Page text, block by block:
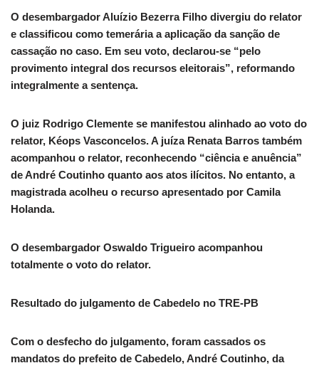
O desembargador Aluízio Bezerra Filho divergiu do relator
e classificou como temerária a aplicação da sanção de
cassação no caso. Em seu voto, declarou-se “pelo
provimento integral dos recursos eleitorais”, reformando
integralmente a sentença.
O juiz Rodrigo Clemente se manifestou alinhado ao voto do
relator, Kéops Vasconcelos. A juíza Renata Barros também
acompanhou o relator, reconhecendo “ciência e anuência”
de André Coutinho quanto aos atos ilícitos. No entanto, a
magistrada acolheu o recurso apresentado por Camila
Holanda.
O desembargador Oswaldo Trigueiro acompanhou
totalmente o voto do relator.
Resultado do julgamento de Cabedelo no TRE-PB
Com o desfecho do julgamento, foram cassados os
mandatos do prefeito de Cabedelo, André Coutinho, da